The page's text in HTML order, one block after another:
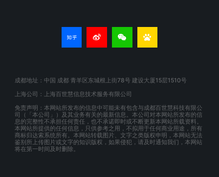
成都地址：中国 成都 青羊区东城根上街78号 建设大厦15层1510号
上海公司：上海百世慧信息技术服务有限公司
免责声明：本网站所发布的信息中可能未有包含与成都百世慧科技有限公
司（「本公司」）及其业务有关的最新信息。本公司对本网站所发布的信
息的完整性不承担任何责任，也不承诺即时或不断更新本网站所载资料。
本网站所提供的任何信息，只供参考之用，不拟用于任何商业用途，所有
商标归达索系统所有。本网站转载图片、文字之类版权申明，本网站无法
鉴别所上传图片或文字的知识版权，如果侵犯，请及时通知我们，本网站
将在第一时间及时删除。